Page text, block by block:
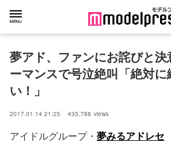
夢アド、ファンにお詫びと決
ーマンスで号泣絶叫「絶対
い！」
2017.01.14 21:25 435,788 views
アイドルグループ・ 夢みるアドレセ